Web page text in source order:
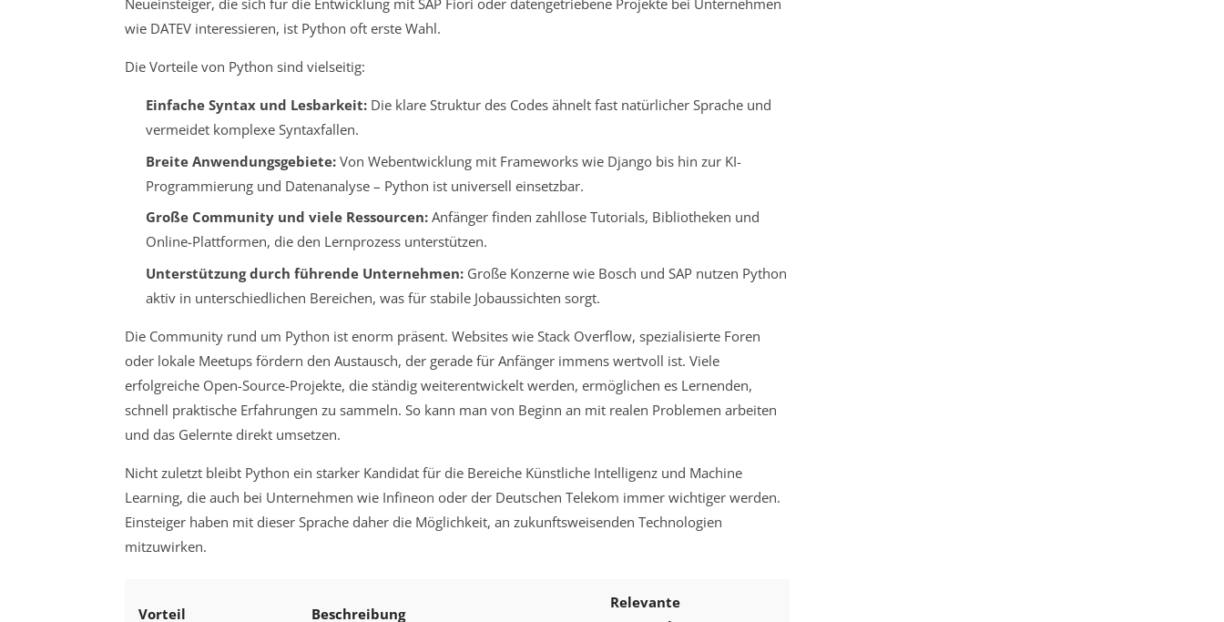
Neueinsteiger, die sich für die Entwicklung mit SAP Fiori oder datengetriebene Projekte bei Unternehmen
wie DATEV interessieren, ist Python oft erste Wahl.
Die Vorteile von Python sind vielseitig:
Einfache Syntax und Lesbarkeit:Die klare Struktur des Codes ähnelt fast natürlicher Sprache und
vermeidet komplexe Syntaxfallen.
Breite Anwendungsgebiete:Von Webentwicklung mit Frameworks wie Django bis hin zur KI-
Programmierung und Datenanalyse – Python ist universell einsetzbar.
Große Community und viele Ressourcen:Anfänger finden zahllose Tutorials, Bibliotheken und
Online-Plattformen, die den Lernprozess unterstützen.
Unterstützung durch führende Unternehmen:Große Konzerne wie Bosch und SAP nutzen Python
aktiv in unterschiedlichen Bereichen, was für stabile Jobaussichten sorgt.
Die Community rund um Python ist enorm präsent. Websites wie Stack Overflow, spezialisierte Foren
oder lokale Meetups fördern den Austausch, der gerade für Anfänger immens wertvoll ist. Viele
erfolgreiche Open-Source-Projekte, die ständig weiterentwickelt werden, ermöglichen es Lernenden,
schnell praktische Erfahrungen zu sammeln. So kann man von Beginn an mit realen Problemen arbeiten
und das Gelernte direkt umsetzen.
Nicht zuletzt bleibt Python ein starker Kandidat für die Bereiche Künstliche Intelligenz und Machine
Learning, die auch bei Unternehmen wie Infineon oder der Deutschen Telekom immer wichtiger werden.
Einsteiger haben mit dieser Sprache daher die Möglichkeit, an zukunftsweisenden Technologien
mitzuwirken.
Vorteil Beschreibung
Relevante